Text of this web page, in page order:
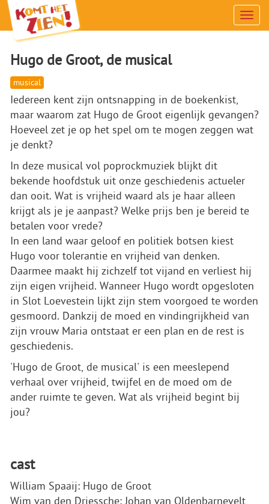
Menu
Hugo de Groot, de musical
musical
Iedereen kent zijn ontsnapping in de boekenkist,
maar waarom zat Hugo de Groot eigenlijk gevangen?
Hoeveel zet je op het spel om te mogen zeggen wat
je denkt?
In deze musical vol poprockmuziek blijkt dit
bekende hoofdstuk uit onze geschiedenis actueler
dan ooit. Wat is vrijheid waard als je haar alleen
krijgt als je je aanpast? Welke prijs ben je bereid te
betalen voor vrede?
In een land waar geloof en politiek botsen kiest
Hugo voor tolerantie en vrijheid van denken.
Daarmee maakt hij zichzelf tot vijand en verliest hij
zijn eigen vrijheid. Wanneer Hugo wordt opgesloten
in Slot Loevestein lijkt zijn stem voorgoed te worden
gesmoord. Dankzij de moed en vindingrijkheid van
zijn vrouw Maria ontstaat er een plan en de rest is
geschiedenis.
'Hugo de Groot, de musical' is een meeslepend
verhaal over vrijheid, twijfel en de moed om de
ander ruimte te geven. Wat als vrijheid begint bij
jou?
cast
William Spaaij: Hugo de Groot
Wim van den Driessche: Johan van Oldenbarnevelt